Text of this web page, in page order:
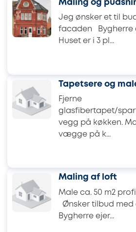
Maling og
Jeg ønsker et til
facaden Bygherre
Huset er i 3 pl...
Tapetsere og
Fjerne
glasfibertapet/
vegg på køkken.
vægge på k...
Maling af loft
Male ca. 50 m2
Ønsker tilbud med
Bygherre ejer...